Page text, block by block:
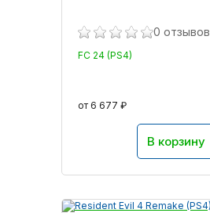
0 отзывов
FC 24 (PS4)
от 6 677 ₽
В корзину